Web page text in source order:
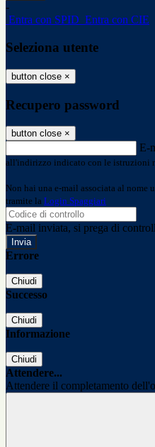
-
Entra con SPID Entra con CIE
Seleziona utente
button close ×
Recupero password
button close ×
E-
all'indirizzo indicato con le istruzioni
Non hai una e-mail associata al nome
tramite la Login Spaggiari
E-mail inviata, si prega di
Errore
Chiudi
Successo
Chiudi
Informazione
Chiudi
Attendere...
Attendere il completamento